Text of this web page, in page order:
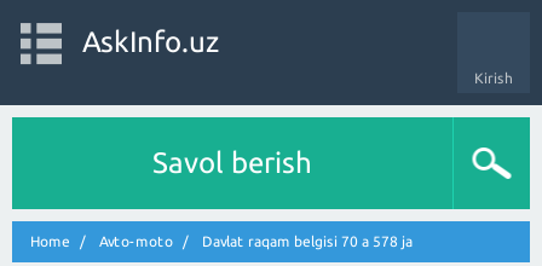
Kirish
AskInfo.uz
Savol berish
Home Avto-moto Davlat raqam belgisi 70 a 578 ja